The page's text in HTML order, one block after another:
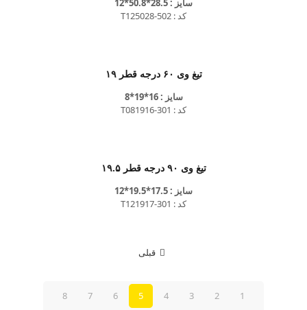
سایز : 28.5*50.8*12
کد : T125028-502
تیغ وی ۶۰ درجه قطر ۱۹
سایز : 16*19*8
کد : T081916-301
تیغ وی ۹۰ درجه قطر ۱۹.۵
سایز : 17.5*19.5*12
کد : T121917-301
قبلی
1
2
3
4
5
6
7
8